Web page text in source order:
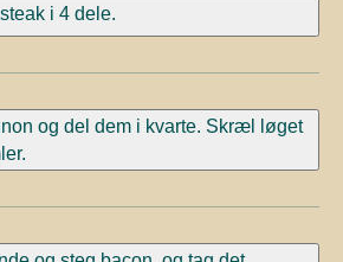
i 4 dele.
og del dem i kvarte. Skræl løget